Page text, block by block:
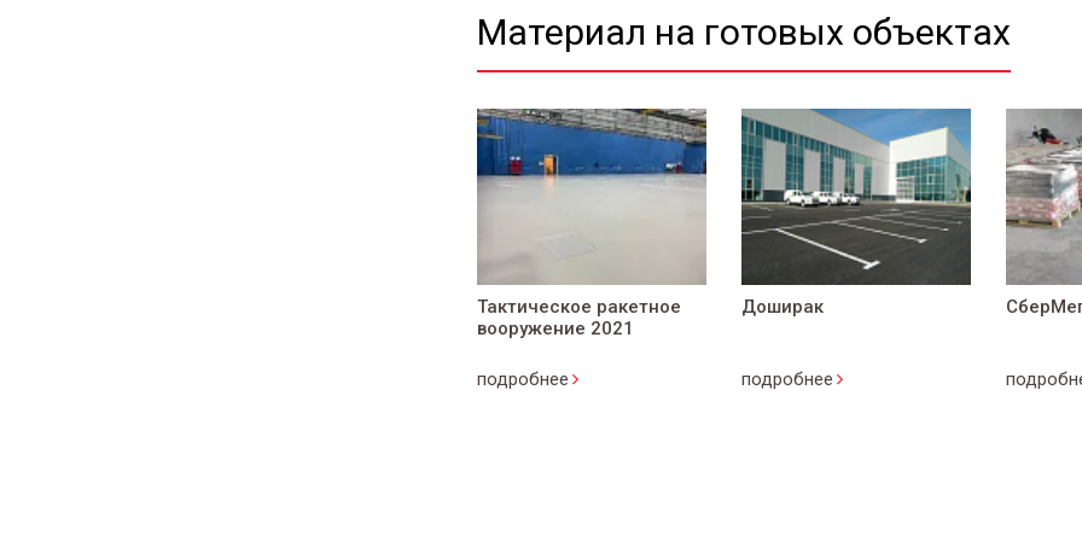
Материал на готовых объектах
Тактическое ракетное
вооружение 2021
подробнее
Доширак
подробнее